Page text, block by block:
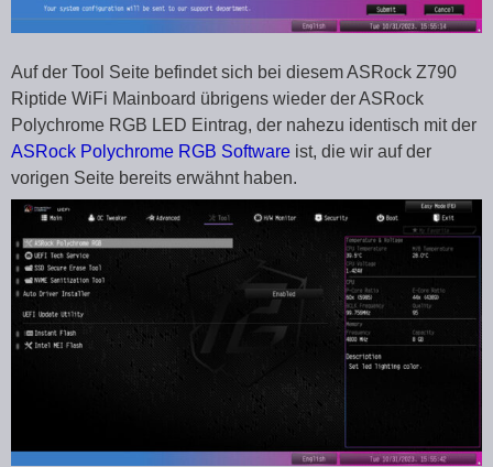
Auf der Tool Seite befindet sich bei diesem ASRock Z790
Riptide WiFi Mainboard übrigens wieder der ASRock
Polychrome RGB LED Eintrag, der nahezu identisch mit der
ASRock Polychrome RGB Software ist, die wir auf der
vorigen Seite bereits erwähnt haben.